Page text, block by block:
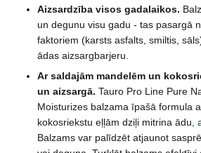
Aizsardzība visos gadalaikos.
un degunu visu gadu - tas pasargā
faktoriem (karsts asfalts, smiltis,
ādas aizsargbarjeru.
Ar saldajām mandelēm un
un aizsargā. Tauro Pro Line Pure
Moisturizes balzama īpašā formula
kokosriekstu eļļām dziļi mitrina ādu,
Balzams var palīdzēt atjaunot